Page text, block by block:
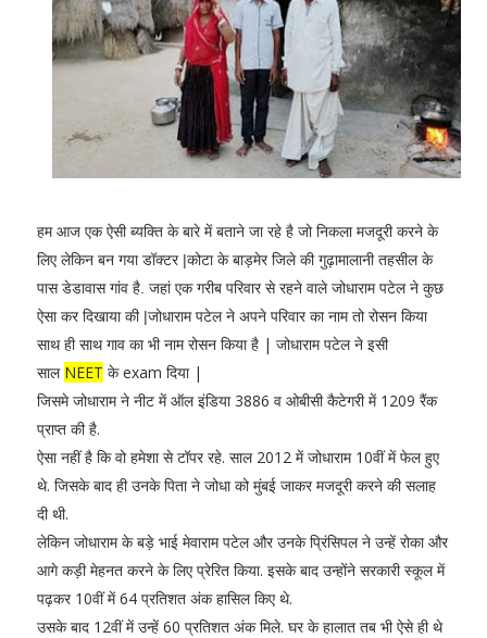
हम आज एक ऐसी ब्यक्ति के बारे में बताने जा रहे है जो निकला मजदूरी करने के
लिए लेकिन बन गया डॉक्टर |कोटा के बाड़मेर जिले की गुढ़ामालानी तहसील के
पास डेडावास गांव है. जहां एक गरीब परिवार से रहने वाले जोधाराम पटेल ने कुछ
ऐसा कर दिखाया की |जोधाराम पटेल ने अपने परिवार का नाम तो रोसन किया
साथ हीसाथ गाव का भी नाम रोसन किया है | जोधाराम पटेल ने इसी
साल NEET के exam दिया |
जिसमे जोधाराम ने नीट में ऑल इंडिया 3886 व ओबीसी कैटेगरी में 1209 रैंक
प्राप्त की है.
ऐसा नहीं है कि वो हमेशा से टॉपर रहे. साल 2012 में जोधाराम 10वीं में फेल हुए
थे. जिसके बाद ही उनके पिता ने जोधा को मुंबई जाकर मजदूरी करने की सलाह
दी थी.
लेकिन जोधाराम के बड़े भाई मेवाराम पटेल और उनके प्रिंसिपल ने उन्हें रोका और
आगे कड़ी मेहनत करने के लिए प्रेरित किया. इसके बाद उन्होंने सरकारी स्कूल में
पढ़कर 10वीं में 64 प्रतिशत अंक हासिल किए थे.
उसके बाद 12वीं में उन्हें 60 प्रतिशत अंक मिले. घर के हालात तब भी ऐसे ही थे